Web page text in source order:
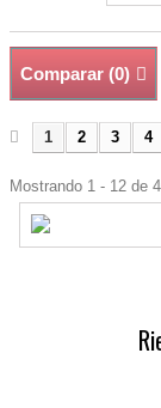
Comparar (0)
1 2 3 4
Mostrando 1 - 12 de